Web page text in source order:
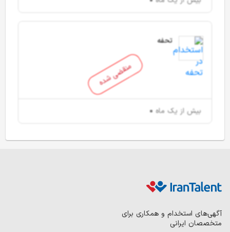
منقضی شده
تحفه
بیش از یک ماه
آگهی‌های استخدام و همکاری برای
متخصصان ایرانی